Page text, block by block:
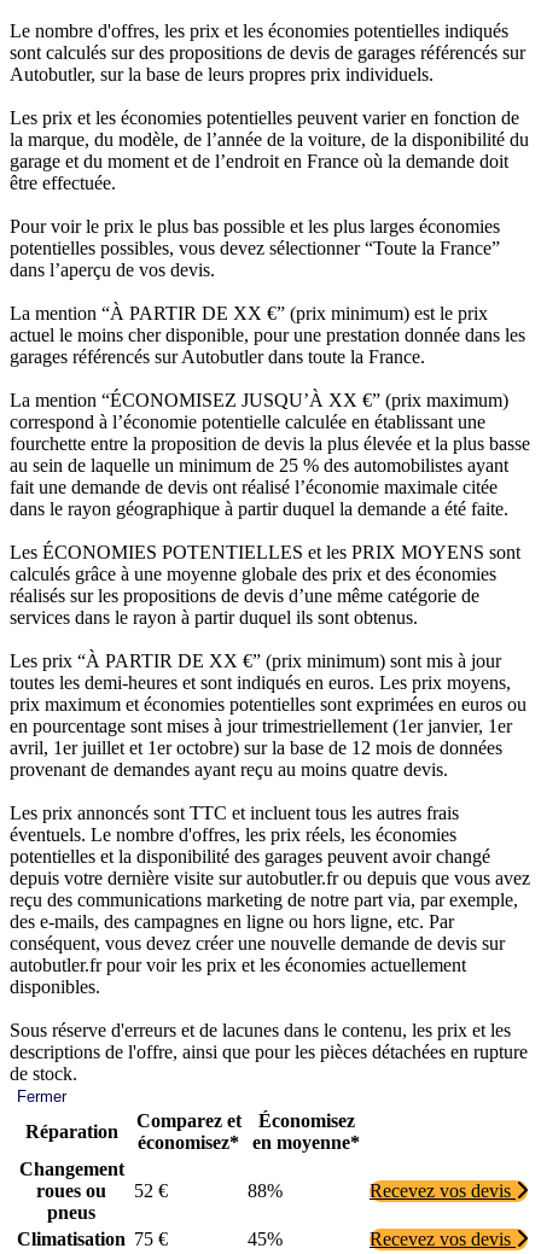
Le nombre d'offres, les prix et les économies potentielles indiqués
sont calculés sur des propositions de devis de garages référencés sur
Autobutler, sur la base de leurs propres prix individuels.
Les prix et les économies potentielles peuvent varier en fonction de
la marque, du modèle, de l’année de la voiture, de la disponibilité du
garage et du moment et de l’endroit en France où la demande doit
être effectuée.
Pour voir le prix le plus bas possible et les plus larges économies
potentielles possibles, vous devez sélectionner “Toute la France”
dans l’aperçu de vos devis.
La mention “À PARTIR DE XX €” (prix minimum) est le prix
actuel le moins cher disponible, pour une prestation donnée dans les
garages référencés sur Autobutler dans toute la France.
La mention “ÉCONOMISEZ JUSQU’À XX €” (prix maximum)
correspond à l’économie potentielle calculée en établissant une
fourchette entre la proposition de devis la plus élevée et la plus basse
au sein de laquelle un minimum de 25 % des automobilistes ayant
fait une demande de devis ont réalisé l’économie maximale citée
dans le rayon géographique à partir duquel la demande a été faite.
Les ÉCONOMIES POTENTIELLES et les PRIX MOYENS sont
calculés grâce à une moyenne globale des prix et des économies
réalisés sur les propositions de devis d’une même catégorie de
services dans le rayon à partir duquel ils sont obtenus.
Les prix “À PARTIR DE XX €” (prix minimum) sont mis à jour
toutes les demi-heures et sont indiqués en euros. Les prix moyens,
prix maximum et économies potentielles sont exprimées en euros ou
en pourcentage sont mises à jour trimestriellement (1er janvier, 1er
avril, 1er juillet et 1er octobre) sur la base de 12 mois de données
provenant de demandes ayant reçu au moins quatre devis.
Les prix annoncés sont TTC et incluent tous les autres frais
éventuels. Le nombre d'offres, les prix réels, les économies
potentielles et la disponibilité des garages peuvent avoir changé
depuis votre dernière visite sur autobutler.fr ou depuis que vous avez
reçu des communications marketing de notre part via, par exemple,
des e-mails, des campagnes en ligne ou hors ligne, etc. Par
conséquent, vous devez créer une nouvelle demande de devis sur
autobutler.fr pour voir les prix et les économies actuellement
disponibles.
Sous réserve d'erreurs et de lacunes dans le contenu, les prix et les
descriptions de l'offre, ainsi que pour les pièces détachées en rupture
de stock.
Fermer
Réparation
Comparez et
économisez*
Économisez
en moyenne*
Changement
roues ou
pneus
52 € 88% Recevez vos devis
Climatisation 75 € 45%
Recevez vos devis